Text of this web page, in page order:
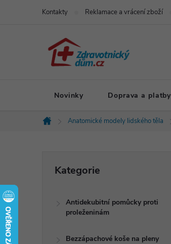
Kontakty Reklamace a vrácení zboží
Novinky Doprava a platby
Domů
Anatomické modely lidského těla
kategorie
Kategorie
Antidekubitní pomůcky proti
proleženinám
Bezzápachové koše na pleny